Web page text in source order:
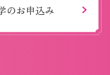
のお申込み